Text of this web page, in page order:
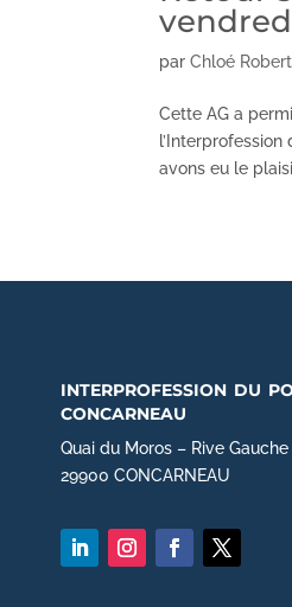
parChloé Robert
Cette AG a
avons eu le
interprofession du
concarneau
Quai du Moros – Rive Gauche
29900 CONCARNEAU